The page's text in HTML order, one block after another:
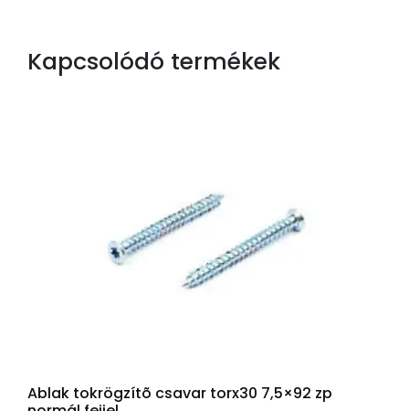
Kapcsolódó termékek
Ablak tokrögzítõ csavar torx30 7,5×92 zp